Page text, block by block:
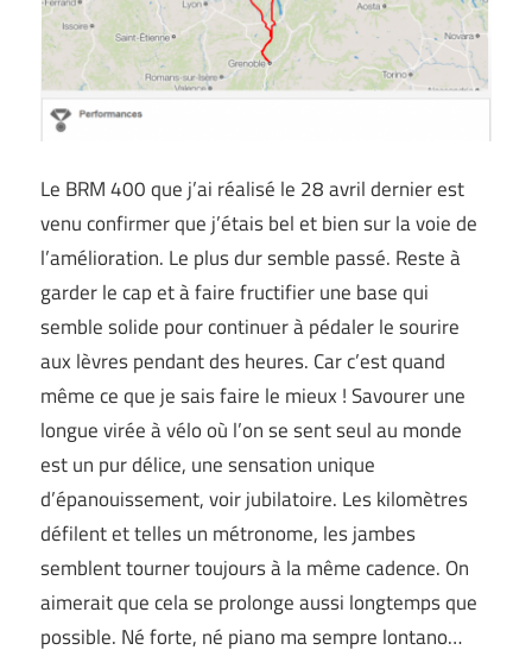
Le BRM 400 que j’ai réalisé le 28 avril dernier est
venu confirmer que j’étais bel et bien sur la voie de
l’amélioration. Le plus dur semble passé. Reste à
garder le cap et à faire fructifier une base qui
semble solide pour continuer à pédaler le sourire
aux lèvres pendant des heures. Car c’est quand
même ce que je sais faire le mieux ! Savourer une
longue virée à vélo où l’on se sent seul au monde
est un pur délice, une sensation unique
d’épanouissement, voir jubilatoire. Les kilomètres
défilent et telles un métronome, les jambes
semblent tourner toujours à la même cadence. On
aimerait que cela se prolonge aussi longtemps que
possible. Né forte, né piano ma sempre lontano…